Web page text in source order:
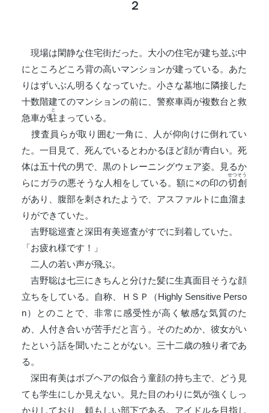
２
現場は閑静な住宅街だった。大小の住宅が建ち並ぶ中
にところどころ背の高いマンションが建っている。あた
りはずいぶん明るくなっていた。小さな墓地に隣接した
十数階建てのマンションの前に、警察車両が複数台と救
急車が駐
と
まっている。
捜査員らが取り囲む一角に、人が仰向けに倒れてい
た。一目見て、死んでいるとわかるほど顔が青白い。死
体は五十代の男で、黒のトレーニングウェア姿。見るか
らにガラの悪そうな人相をしている。額に×の印の切創
せつそう
があり、腹部を刺されたようで、アスファルトに血溜ま
りができていた。
吉野聡巡査と深田有美巡査がすでに到着していた。
「お疲れ様です！」
二人の若い声が飛ぶ。
吉野聡は七三にきちんと分けた髪に生真面目そうな顔
立ちをしている。自称、ＨＳＰ（Highly Sensitive Perso
n）とのことで、非常に感受性が高く敏感な気質のた
め、人付き合いが苦手だと言う。そのためか、彼女がい
たという話を聞いたことがない。三十二歳の独り者であ
る。
深田有美はボブヘアの似合う童顔の持ち主で、どう見
ても学生にしか見えない。見た目のわりに気が強くしっ
かりしており、頼もしい部下である。アイドルを目指し